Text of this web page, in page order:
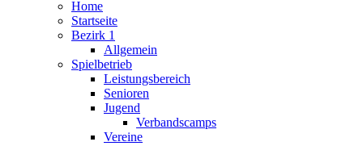
Home
Startseite
Bezirk 1
Allgemein
Spielbetrieb
Leistungsbereich
Senioren
Jugend
Verbandscamps
Vereine